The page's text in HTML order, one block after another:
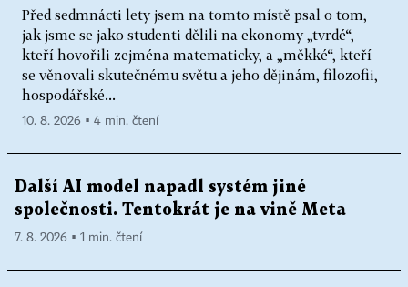
Před sedmnácti lety jsem na tomto místě psal o tom,
jak jsme se jako studenti dělili na ekonomy „tvrdé“,
kteří hovořili zejména matematicky, a „měkké“, kteří
se věnovali skutečnému světu a jeho dějinám, filozofii,
hospodářské...
10. 8. 2026 ▪ 4 min. čtení
Další AI model napadl systém jiné
společnosti. Tentokrát je na vině Meta
7. 8. 2026 ▪ 1 min. čtení